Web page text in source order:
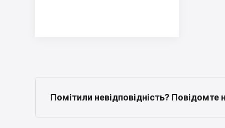
Помітили невідповідність? Повідомте